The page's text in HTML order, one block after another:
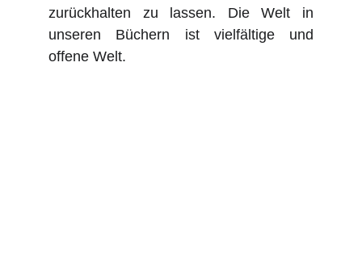
zurückhalten zu lassen. Die Welt in
unseren Büchern ist vielfältige und
offene Welt.